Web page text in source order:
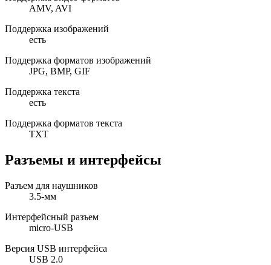
AMV, AVI
Поддержка изображений
есть
Поддержка форматов изображений
JPG, BMP, GIF
Поддержка текста
есть
Поддержка форматов текста
TXT
Разъемы и интерфейсы
Разъем для наушников
3.5-мм
Интерфейсный разъем
micro-USB
Версия USB интерфейса
USB 2.0